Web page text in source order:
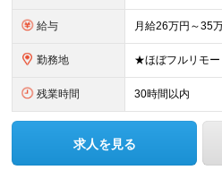
給与
勤務地
残業時間 30時間以内
求人を見る